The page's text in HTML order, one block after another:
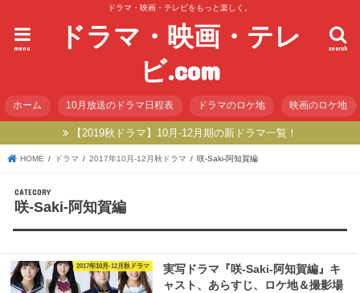
ドラマ・映画・テレビをもっと楽しく。
ドラマ・映画・テレ
ビ.com
search
menu
ホーム 10月放送のドラマ日程表 ドラマのロケ地 映画のロケ地
【2019秋ドラマ】10月-12月期の新ドラマ一覧！
HOME ドラマ 2017年10月-12月秋ドラマ 咲-Saki-阿知賀編
咲-Saki-阿知賀編
2017年10月-12月秋ドラマ
実写ドラマ『咲-Saki-阿知賀編』キ
ャスト、あらすじ、ロケ地＆撮影場